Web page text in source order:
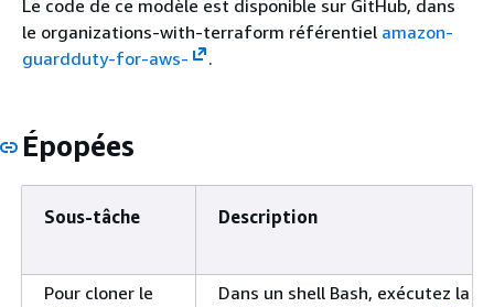
Le code de ce modèle est disponible sur GitHub, dans
le organizations-with-terraform référentiel amazon-
guardduty-for-aws-
.
Épopées
Sous-tâche Description
Pour cloner le
Dans un shell Bash, exécutez la